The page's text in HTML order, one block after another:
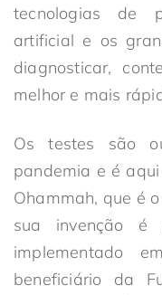
tecnologias de
artificial e os
diagnosticar,
melhor e mais
Os testes são
pandemia e é
Ohammah, que é
sua invenção é
implementado
beneficiário da